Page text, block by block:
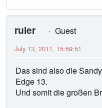
ruler
Guest
July 13, 2011, 15:59:51
Das sind also die
Edge 13.
Und somit die großen